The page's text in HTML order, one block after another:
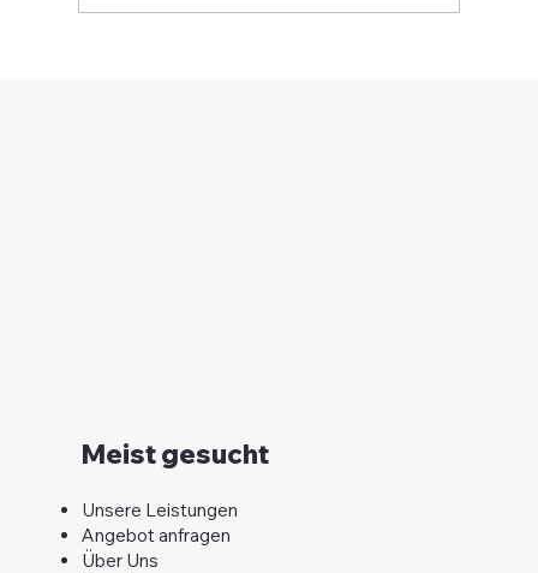
Meist gesucht
Unsere Leistungen
Angebot anfragen
Über Uns